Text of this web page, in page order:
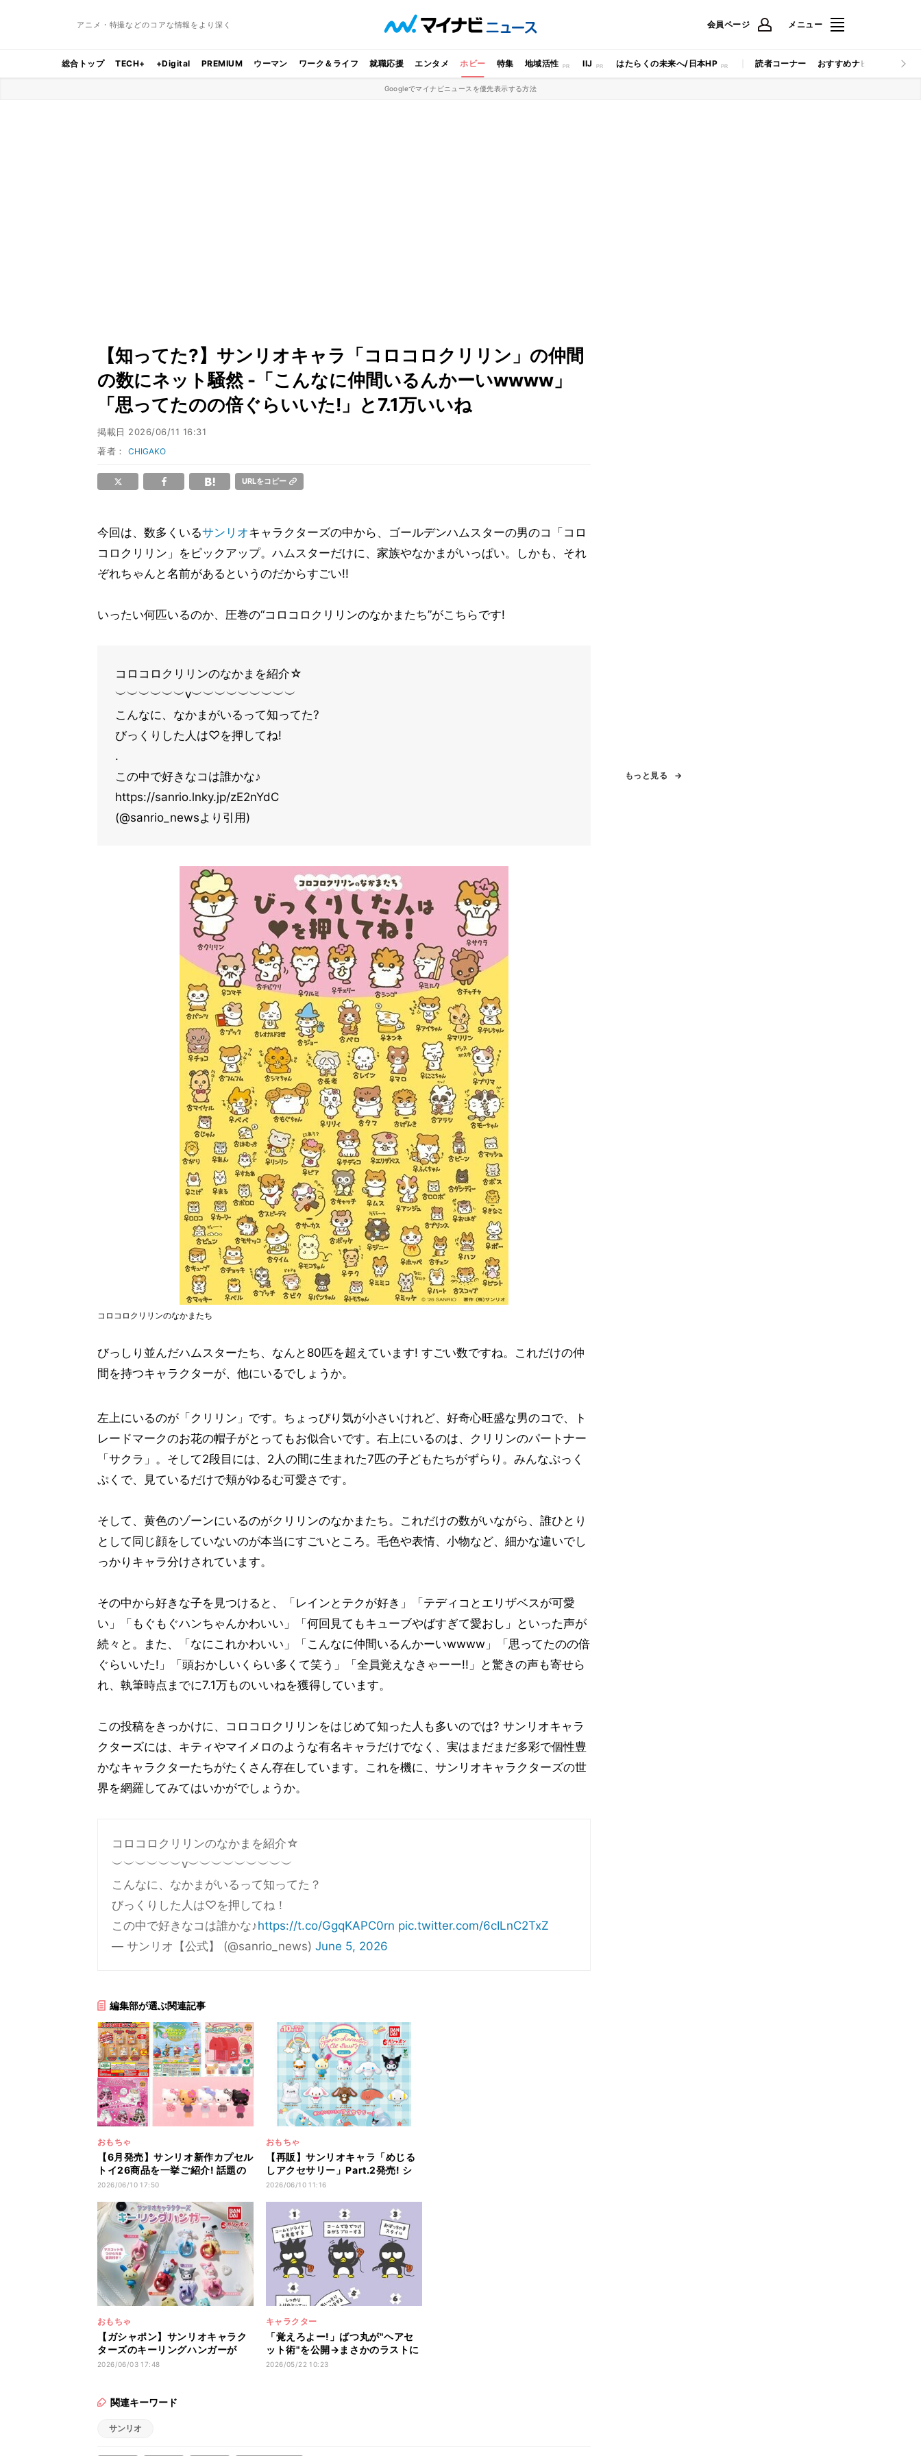
アニメ・特撮などのコアな情報をより深く 会員ページ メニュー
総合トップ TECH+ +Digital PREMIUM ウーマン ワーク＆ライフ 就職応援 エンタメ ホビー 特集 地域活性 IIJ はたらくの未来へ/日本HP 読者コーナー おすすめナビ マイナビ
Googleでマイナビニュースを優先表示する方法
【知ってた?】サンリオキャラ「コロコロクリリン」の仲間
の数にネット騒然 -「こんなに仲間いるんかーいwwww」
「思ってたのの倍ぐらいいた!」と7.1万いいね
掲載日 2026/06/11 16:31
著者：CHIGAKO
URLをコピー
今回は、数多くいるサンリオキャラクターズの中から、ゴールデンハムスターの男のコ「コロ
コロクリリン」をピックアップ。ハムスターだけに、家族やなかまがいっぱい。しかも、それ
ぞれちゃんと名前があるというのだからすごい!!
いったい何匹いるのか、圧巻の“コロコロクリリンのなかまたち”がこちらです!
コロコロクリリンのなかまを紹介☆
︶︶︶︶︶︶v︶︶︶︶︶︶︶︶︶
こんなに、なかまがいるって知ってた?
びっくりした人は♡を押してね!
.
この中で好きなコは誰かな♪
https://sanrio.lnky.jp/zE2nYdC
(@sanrio_newsより引用)
コロコロクリリンのなかまたち
びっしり並んだハムスターたち、なんと80匹を超えています! すごい数ですね。これだけの仲
間を持つキャラクターが、他にいるでしょうか。
左上にいるのが「クリリン」です。ちょっぴり気が小さいけれど、好奇心旺盛な男のコで、ト
レードマークのお花の帽子がとってもお似合いです。右上にいるのは、クリリンのパートナー
「サクラ」。そして2段目には、2人の間に生まれた7匹の子どもたちがずらり。みんなぷっく
ぷくで、見ているだけで頬がゆるむ可愛さです。
そして、黄色のゾーンにいるのがクリリンのなかまたち。これだけの数がいながら、誰ひとり
として同じ顔をしていないのが本当にすごいところ。毛色や表情、小物など、細かな違いでし
っかりキャラ分けされています。
その中から好きな子を見つけると、「レインとテクが好き」「テディコとエリザベスが可愛
い」「もぐもぐハンちゃんかわいい」「何回見てもキューブやばすぎて愛おし」といった声が
続々と。また、「なにこれかわいい」「こんなに仲間いるんかーいwwww」「思ってたのの倍
ぐらいいた!」「頭おかしいくらい多くて笑う」「全員覚えなきゃーー!!」と驚きの声も寄せら
れ、執筆時点までに7.1万ものいいねを獲得しています。
この投稿をきっかけに、コロコロクリリンをはじめて知った人も多いのでは? サンリオキャラ
クターズには、キティやマイメロのような有名キャラだけでなく、実はまだまだ多彩で個性豊
かなキャラクターたちがたくさん存在しています。これを機に、サンリオキャラクターズの世
界を網羅してみてはいかがでしょうか。
コロコロクリリンのなかまを紹介☆
︶︶︶︶︶︶v︶︶︶︶︶︶︶︶︶
こんなに、なかまがいるって知ってた？
びっくりした人は♡を押してね！
この中で好きなコは誰かな♪https://t.co/GgqKAPC0rn pic.twitter.com/6cILnC2TxZ
— サンリオ【公式】 (@sanrio_news) June 5, 2026
編集部が選ぶ関連記事
おもちゃ
【6月発売】サンリオ新作カプセル
トイ26商品を一挙ご紹介! 話題の
「なりきりお惣菜マスコット」の
2026/06/10 17:50
おもちゃ
【再販】サンリオキャラ「めじる
しアクセサリー」Part.2発売! シ
ナモロール、ウサハナ、クロミが
2026/06/10 11:16
おもちゃ
【ガシャポン】サンリオキャラク
ターズのキーリングハンガーが
「かわいすぎやぁん」「ほんまに
2026/06/03 17:48
キャラクター
「覚えろよー!」ばつ丸が"ヘアセ
ット術"を公開→まさかのラストに
X民総ツッコミ「待って…まっ
2026/05/22 10:23
関連キーワード
サンリオ
もっと見る